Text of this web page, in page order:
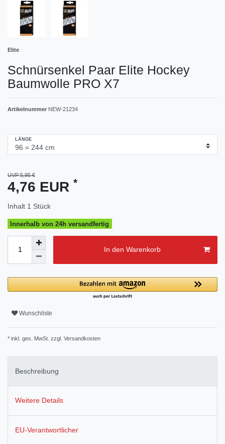
Elite
Schnürsenkel Paar Elite Hockey
Baumwolle PRO X7
Artikelnummer NEW-21234
LÄNGE
UVP 5,95 €
4,76 EUR *
Inhalt 1 Stück
Innerhalb von 24h versandfertig
In den Warenkorb
Wunschliste
* inkl. ges. MwSt. zzgl. Versandkosten
Beschreibung
Weitere Details
EU-Verantwortlicher